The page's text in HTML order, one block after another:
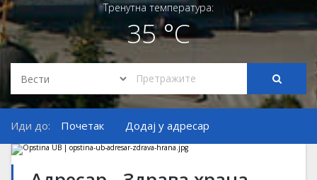
Тренутна температура:
35 °C
Иди до: Почетак Додај у адресар